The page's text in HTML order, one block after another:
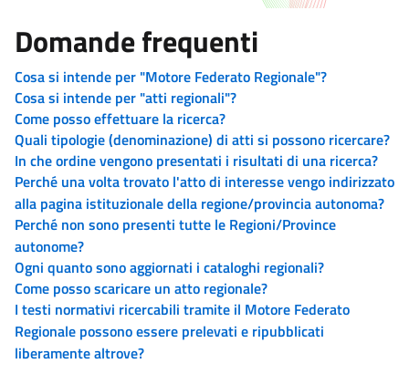
Domande frequenti
Cosa si intende per "Motore Federato Regionale"?
Cosa si intende per "atti regionali"?
Come posso effettuare la ricerca?
Quali tipologie (denominazione) di atti si possono ricercare?
In che ordine vengono presentati i risultati di una ricerca?
Perché una volta trovato l'atto di interesse vengo indirizzato
alla pagina istituzionale della regione/provincia autonoma?
Perché non sono presenti tutte le Regioni/Province
autonome?
Ogni quanto sono aggiornati i cataloghi regionali?
Come posso scaricare un atto regionale?
I testi normativi ricercabili tramite il Motore Federato
Regionale possono essere prelevati e ripubblicati
liberamente altrove?